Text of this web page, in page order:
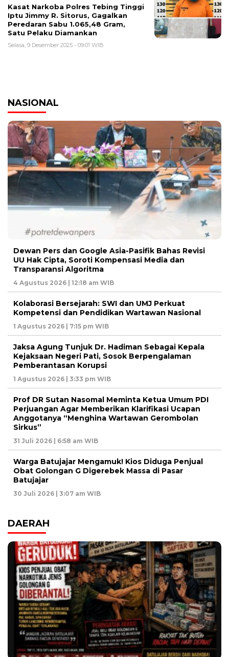
Kasat Narkoba Polres Tebing Tinggi
Iptu Jimmy R. Sitorus, Gagalkan
Peredaran Sabu 1.065,48 Gram,
Satu Pelaku Diamankan
Selasa, 9 Desember 2025 - 09:01 WIB
NASIONAL
Dewan Pers dan Google Asia-Pasifik Bahas Revisi
UU Hak Cipta, Soroti Kompensasi Media dan
Transparansi Algoritma
4 Agustus 2026 | 12:18 am WIB
Kolaborasi Bersejarah: SWI dan UMJ Perkuat
Kompetensi dan Pendidikan Wartawan Nasional
1 Agustus 2026 | 7:15 pm WIB
Jaksa Agung Tunjuk Dr. Hadiman Sebagai Kepala
Kejaksaan Negeri Pati, Sosok Berpengalaman
Pemberantasan Korupsi
1 Agustus 2026 | 3:33 pm WIB
Prof DR Sutan Nasomal Meminta Ketua Umum PDI
Perjuangan Agar Memberikan Klarifikasi Ucapan
Anggotanya “Menghina Wartawan Gerombolan
Sirkus”
31 Juli 2026 | 6:58 am WIB
Warga Batujajar Mengamuk! Kios Diduga Penjual
Obat Golongan G Digerebek Massa di Pasar
Batujajar
30 Juli 2026 | 3:07 am WIB
DAERAH